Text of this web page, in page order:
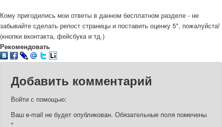
Кому пригодились мои ответы в данном бесплатном разделе - не
забывайте сделать репост страницы и поставить оценку 5*, пожалуйста!
(кнопки вконтакта, фейсбука и тд.)
Рекомендовать
Добавить комментарий
Войти с помощью:
Ваш e-mail не будет опубликован. Обязательные поля помечены
*